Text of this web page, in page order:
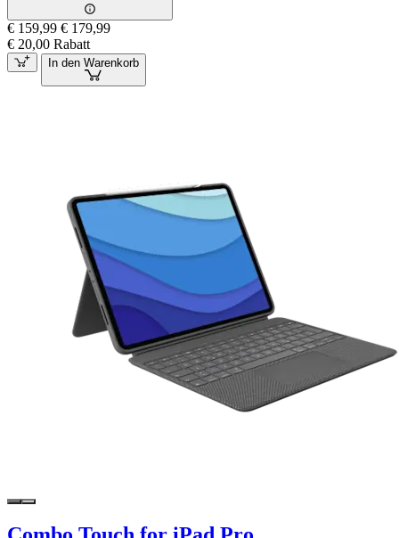
€ 159,99 € 179,99
€ 20,00 Rabatt
In den Warenkorb